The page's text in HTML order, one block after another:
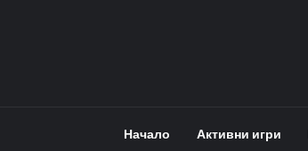
Начало Активни игри